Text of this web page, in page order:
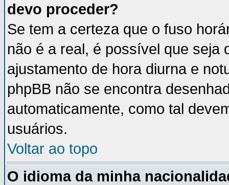
devo proceder?
Se tem a certeza que o fuso
não é a real, é possível que seja
ajustamento de hora diurna e
phpBB não se encontra
automaticamente, como tal
usuários.
Voltar ao topo
O idioma da minha